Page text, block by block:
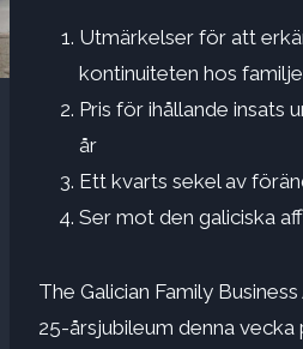
Utmärkelser för att
kontinuiteten hos
Pris för ihållande insats
år
Ett kvarts sekel av
Ser mot den galiciska
The Galician Family
25-årsjubileum denna vecka